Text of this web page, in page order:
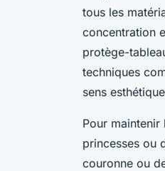
tous les
concentration
protège-
techniques
sens
Pour
princesses ou
couronne ou